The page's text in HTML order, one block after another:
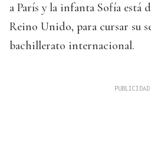
a París y la infanta Sofía está
Reino Unido, para cursar su
bachillerato internacional.